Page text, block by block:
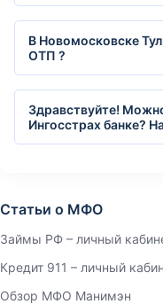
В Новомосковске
ОТП ?
Здравствуйте!
Ингосстрах банке?
Статьи о МФО
Займы РФ – личный
Кредит 911 – личный
Обзор МФО Манимэн